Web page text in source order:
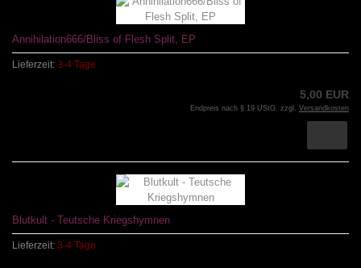
Annihilation666/Bliss of Flesh Split, EP
Lieferzeit: 3-4 Tage
5,00 EUR
Endpreis nach § 19 UStG. zzgl. Versandkosten
Blutkult - Teutsche Kriegshymnen
Lieferzeit: 3-4 Tage